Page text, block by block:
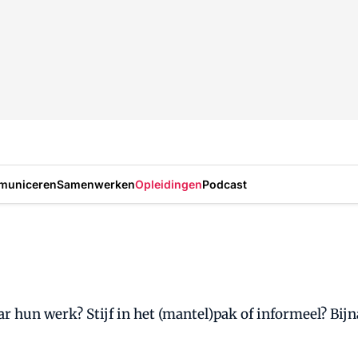
SamenwerkenOpleidingenPodcast
hun werk? Stijf in het (mantel)pak of informeel?